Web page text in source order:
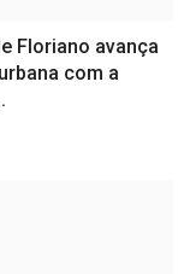
Floriano avança
com a